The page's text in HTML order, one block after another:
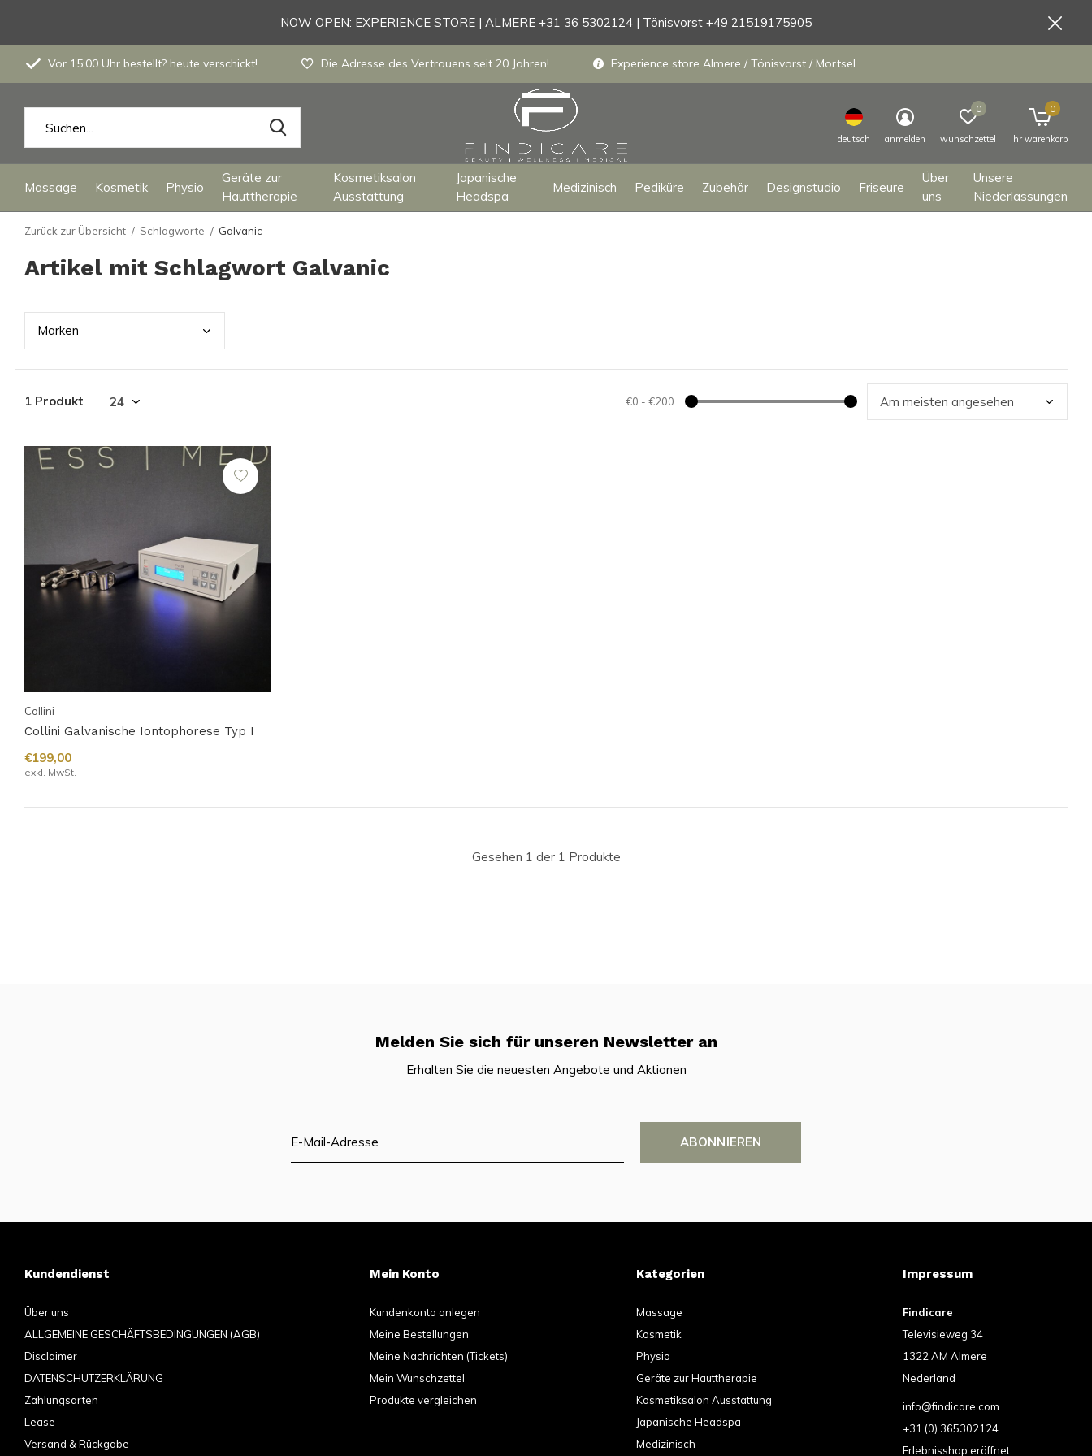
Massage Kosmetik Physio
Geräte zur
Hauttherapie
Kosmetiksalon
Ausstattung
Japanische
Headspa
Medizinisch Pediküre Zubehör Designstudio Friseure
Über
uns
Unsere
Niederlassungen
deutsch anmelden wunschzettel
0
ihr warenkorb
0
Vor 15:00 Uhr bestellt? heute verschickt! Die Adresse des Vertrauens seit 20 Jahren! Experience store Almere / Tönisvorst / Mortsel
NOW OPEN: EXPERIENCE STORE | ALMERE +31 36 5302124 | Tönisvorst +49 21519175905
Zurück zur Übersicht Schlagworte Galvanic
Artikel mit Schlagwort Galvanic
Marken
1 Produkt €0 - €200
Collini
Collini Galvanische Iontophorese Typ I
€199,00
exkl. MwSt.
Gesehen 1 der 1 Produkte
Melden Sie sich für unseren Newsletter an
Erhalten Sie die neuesten Angebote und Aktionen
ABONNIEREN
Kundendienst
Über uns
ALLGEMEINE GESCHÄFTSBEDINGUNGEN (AGB)
Disclaimer
DATENSCHUTZERKLÄRUNG
Zahlungsarten
Lease
Versand & Rückgabe
Mein Konto
Kundenkonto anlegen
Meine Bestellungen
Meine Nachrichten (Tickets)
Mein Wunschzettel
Produkte vergleichen
Kategorien
Massage
Kosmetik
Physio
Geräte zur Hauttherapie
Kosmetiksalon Ausstattung
Japanische Headspa
Medizinisch
Impressum
Findicare
Televisieweg 34
1322 AM Almere
Nederland
info@findicare.com
+31 (0) 365302124
Erlebnisshop eröffnet